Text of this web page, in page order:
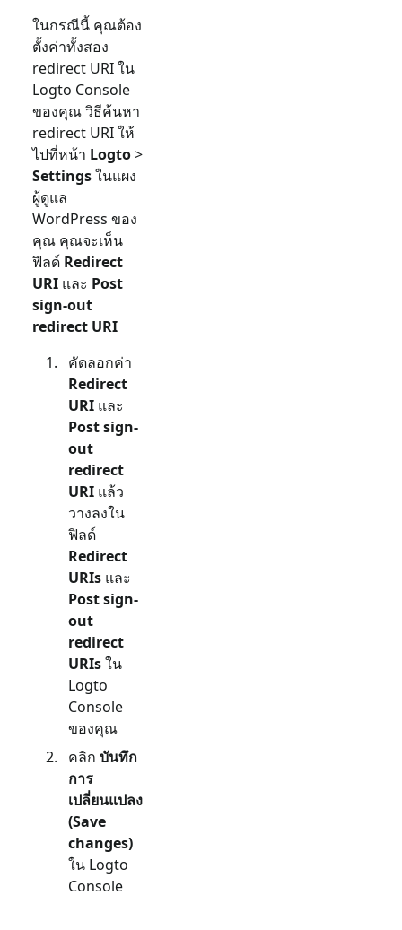
ในกรณีนี้ คุณต้อง
ตั้งค่าทั้งสอง
redirect URI ใน
Logto Console
ของคุณ วิธีค้นหา
redirect URI ให้
ไปที่หน้า Logto>
Settingsในแผง
ผู้ดูแล
WordPress ของ
คุณ คุณจะเห็น
ฟิลด์ Redirect
URI และ Post
sign-out
redirect URI
คัดลอกค่า
Redirect
URI และ
Post sign-
out
redirect
URI แล้ว
วางลงใน
ฟิลด์
Redirect
URIs และ
Post sign-
out
redirect
URIsใน
Logto
Console
ของคุณ
คลิก บันทึก
การ
เปลี่ยนแปลง
(Save
changes)
ใน Logto
Console